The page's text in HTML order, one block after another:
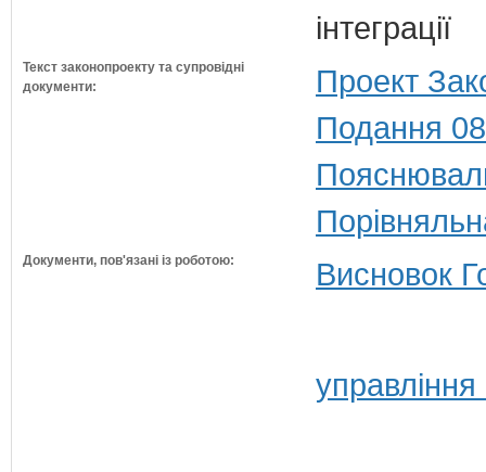
інтеграції
Текст законопроекту та супровідні
документи:
Проект
Подання
Документи, пов'язані із роботою: Висновок